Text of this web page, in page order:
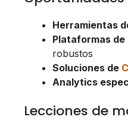
Herramientas
Plataformas
robustos
Soluciones de
Analytics
Lecciones de